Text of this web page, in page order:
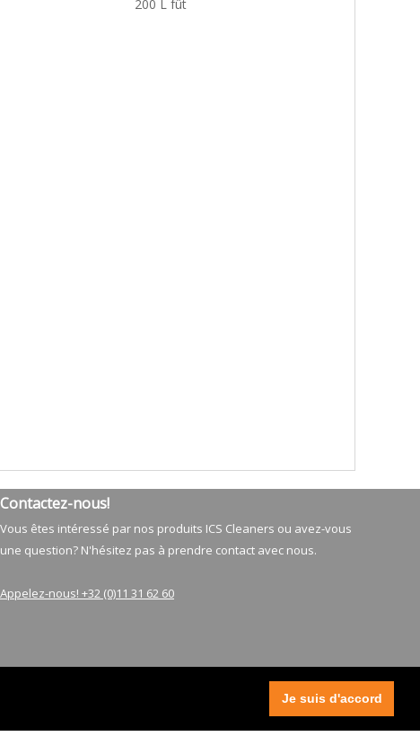
Je suis d'accord
200 L fût
Contactez-nous!
Vous êtes intéressé par nos produits ICS Cleaners ou avez-vous
une question? N'hésitez pas à prendre contact avec nous.
Appelez-nous! +32 (0)11 31 62 60